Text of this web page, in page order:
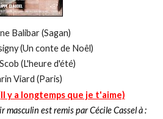
Balibar (Sagan)
(Un conte de Noêl)
(L'heure d'été)
Viard (Paris)
y a longtemps que je t'aime)
masculin est remis par Cécile Cassel à :